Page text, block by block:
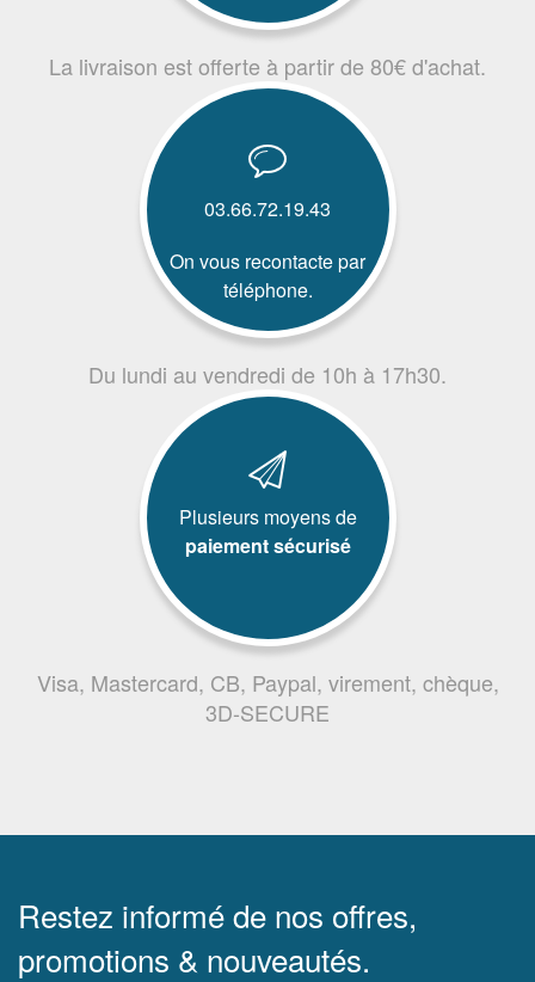
La livraison est offerte à partir de 80€ d'achat.
03.66.72.19.43
On vous recontacte par
téléphone.
Du lundi au vendredi de 10h à 17h30.
Plusieurs moyens de
paiement sécurisé
Visa, Mastercard, CB, Paypal, virement, chèque,
3D-SECURE
Restez informé de nos offres,
promotions & nouveautés.